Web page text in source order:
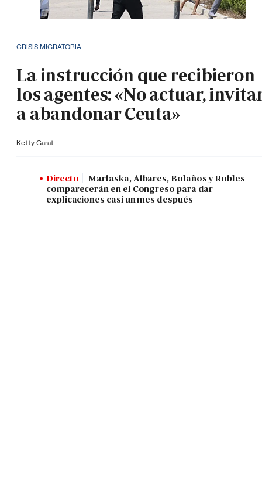
CRISIS MIGRATORIA
La instrucción que recibieron
los agentes: «No actuar,
a abandonar Ceuta»
Ketty Garat
Directo
Marlaska, Albares, Bolaños y Robles
comparecerán en el Congreso para dar
explicaciones casi un mes después